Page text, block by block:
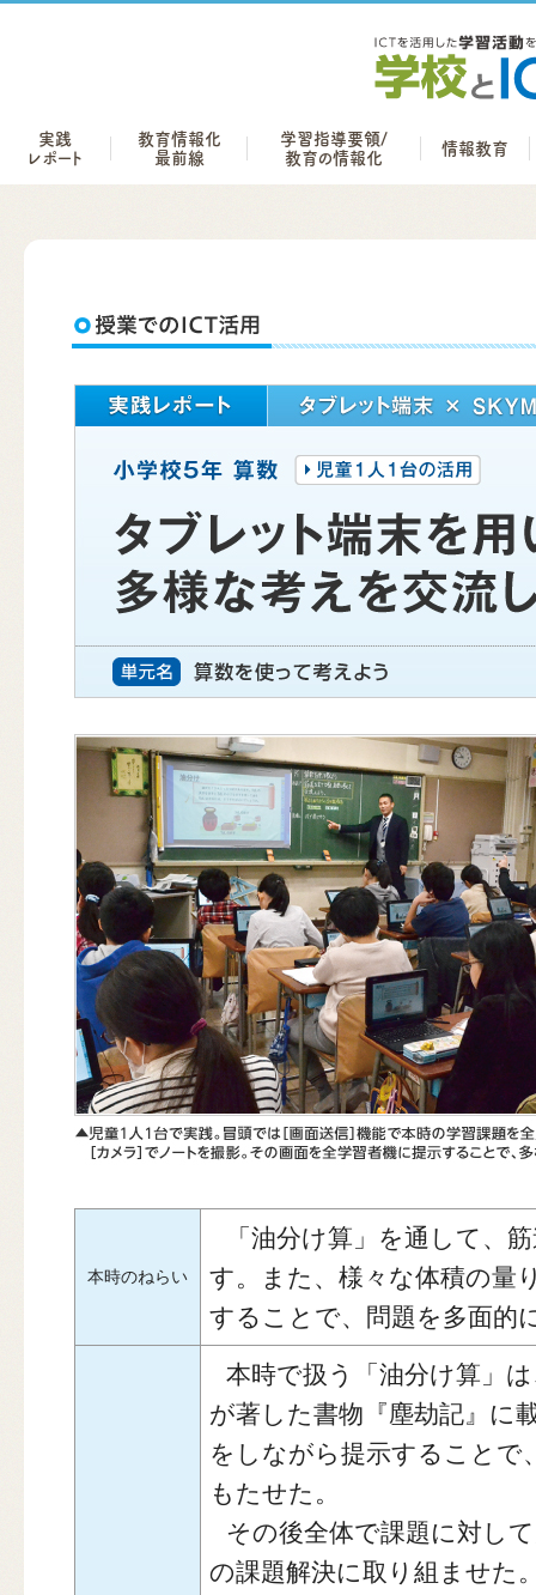
実践
レポート
教育情報化
最前線
学習指導要領/
教育の情報化
情報教育
本時のねらい
「油分け算」を通して、
す。また、様々な体積の量
することで、問題を多面的
本時で扱う「油分け算」
が著した書物『塵劫記』に
をしながら提示することで
もたせた。
その後全体で課題に対し
の課題解決に取り組ませた